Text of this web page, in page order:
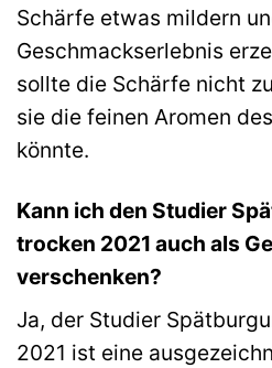
Schärfe etwas mildern
Geschmackserlebnis
sollte die Schärfe nicht
sie die feinen Aromen
könnte.
Kann ich den Studier
trocken 2021 auch als
verschenken?
Ja, der Studier
2021 ist eine